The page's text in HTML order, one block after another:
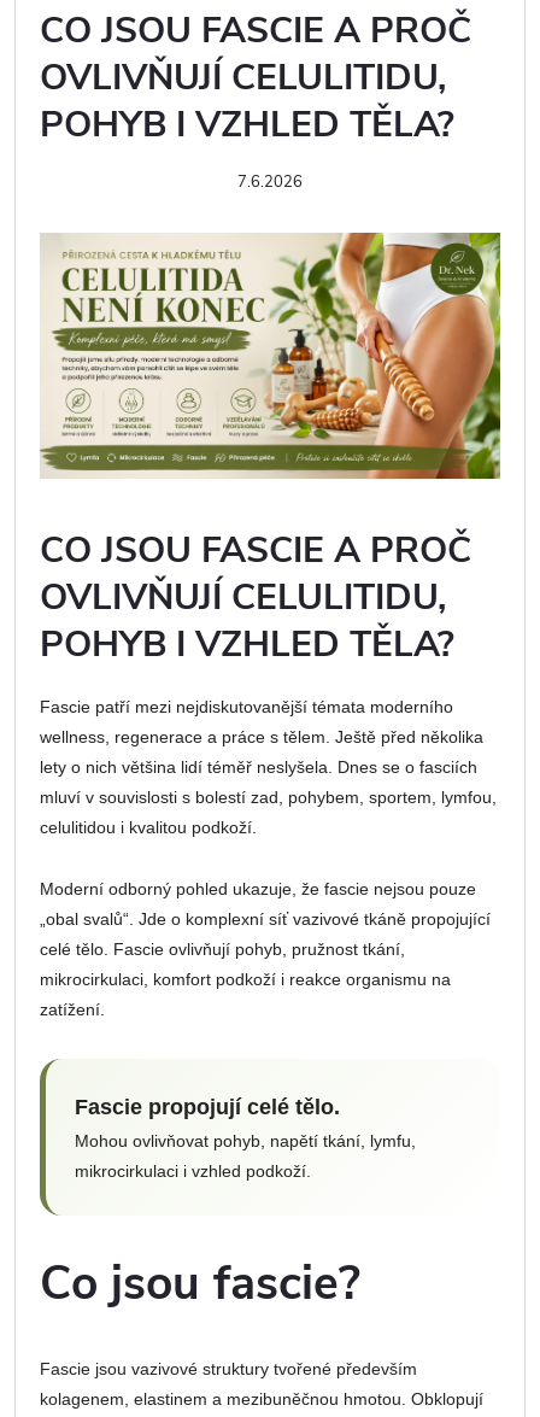
CO JSOU FASCIE A PROČ
OVLIVŇUJÍ CELULITIDU,
POHYB I VZHLED TĚLA?
7.6.2026
CO JSOU FASCIE A PROČ
OVLIVŇUJÍ CELULITIDU,
POHYB I VZHLED TĚLA?
Fascie patří mezi nejdiskutovanější témata moderního
wellness, regenerace a práce s tělem. Ještě před několika
lety o nich většina lidí téměř neslyšela. Dnes se o fasciích
mluví v souvislosti s bolestí zad, pohybem, sportem, lymfou,
celulitidou i kvalitou podkoží.
Moderní odborný pohled ukazuje, že fascie nejsou pouze
„obal svalů“. Jde o komplexní síť vazivové tkáně propojující
celé tělo. Fascie ovlivňují pohyb, pružnost tkání,
mikrocirkulaci, komfort podkoží i reakce organismu na
zatížení.
Fascie propojují celé tělo.
Mohou ovlivňovat pohyb, napětí tkání, lymfu,
mikrocirkulaci i vzhled podkoží.
Co jsou fascie?
Fascie jsou vazivové struktury tvořené především
kolagenem, elastinem a mezibuněčnou hmotou. Obklopují